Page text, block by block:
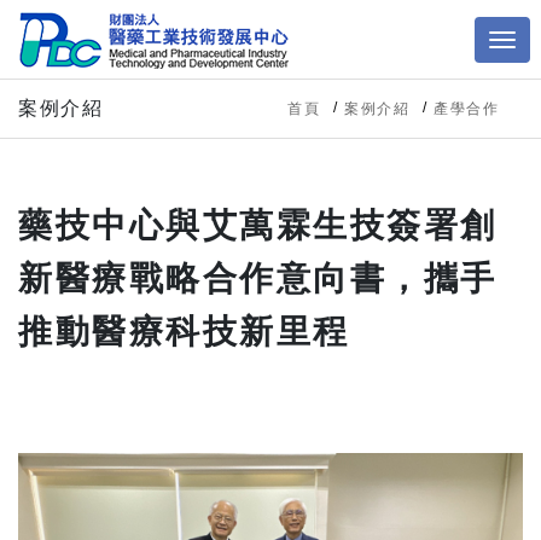
案例介紹 首頁 案例介紹 產學合作
藥技中心與艾萬霖生技簽署創
新醫療戰略合作意向書，攜手
推動醫療科技新里程